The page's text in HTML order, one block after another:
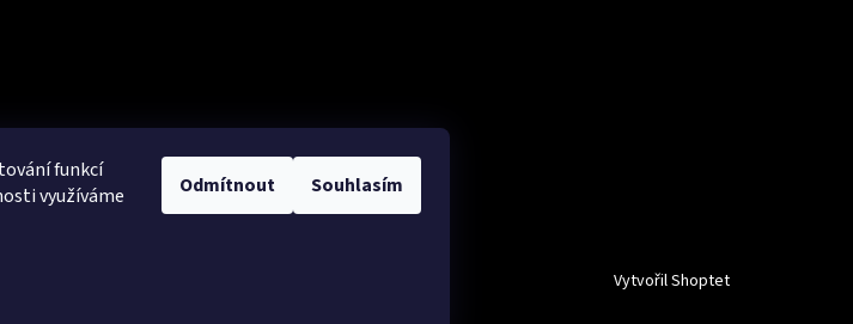
funkcí
využíváme
Odmítnout Souhlasím
Vytvořil Shoptet